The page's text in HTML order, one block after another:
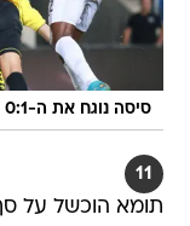
סיסה נוגח את ה-0:1
11
תומא הוכשל על